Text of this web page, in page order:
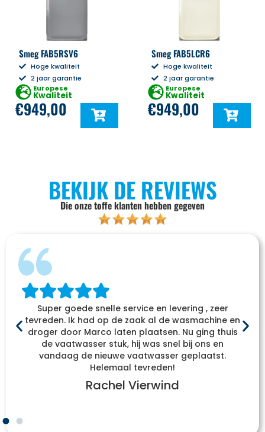
Smeg FAB5RSV6
Hoge kwaliteit
2 jaar garantie
Europese
Kwaliteit
€949,00
Smeg FAB5LCR6
Hoge kwaliteit
2 jaar garantie
Europese
Kwaliteit
€949,00
BEKIJK DE REVIEWS
Die onze toffe klanten hebben gegeven
Super goede snelle service en levering , zeer
tevreden. Ik had op de zaak al de wasmachine en
droger door Marco laten plaatsen. Nu ging thuis
de vaatwasser stuk, hij was snel bij ons en
vandaag de nieuwe vaatwasser geplaatst.
Helemaal tevreden!
Rachel Vierwind